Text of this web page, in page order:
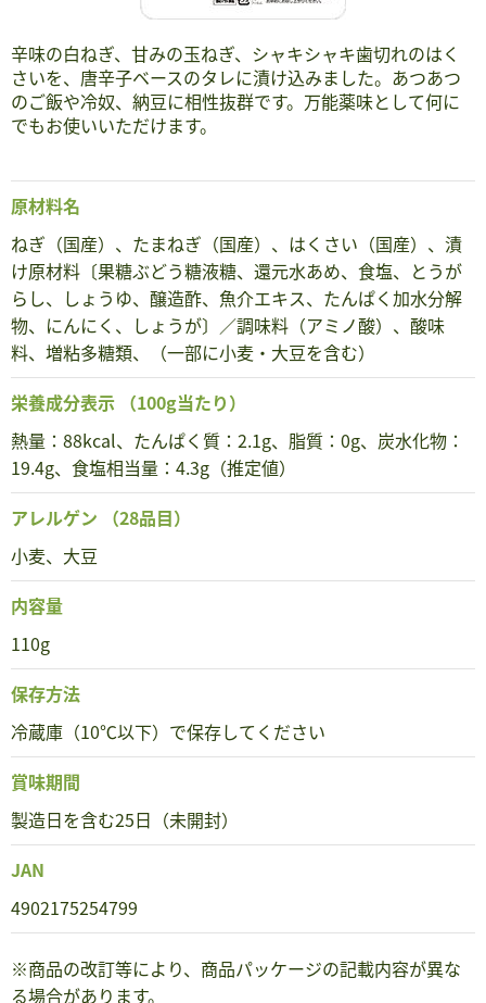
辛味の白ねぎ、甘みの玉ねぎ、シャキシャキ歯切れのはく
さいを、唐辛子ベースのタレに漬け込みました。あつあつ
のご飯や冷奴、納豆に相性抜群です。万能薬味として何に
でもお使いいただけます。
原材料名
ねぎ（国産）、たまねぎ（国産）、はくさい（国産）、漬
け原材料〔果糖ぶどう糖液糖、還元水あめ、食塩、とうが
らし、しょうゆ、醸造酢、魚介エキス、たんぱく加水分解
物、にんにく、しょうが〕／調味料（アミノ酸）、酸味
料、増粘多糖類、（一部に小麦・大豆を含む）
栄養成分表示 （100g当たり）
熱量：88kcal、たんぱく質：2.1g、脂質：0g、炭水化物：
19.4g、食塩相当量：4.3g（推定値）
アレルゲン （28品目）
小麦、大豆
内容量
110g
保存方法
冷蔵庫（10℃以下）で保存してください
賞味期間
製造日を含む25日（未開封）
JAN
4902175254799
※商品の改訂等により、商品パッケージの記載内容が異な
る場合があります。